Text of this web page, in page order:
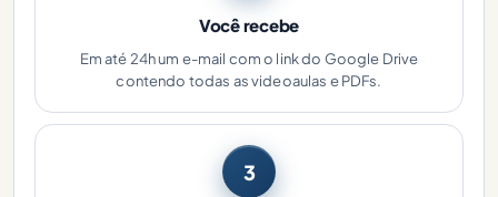
Você recebe
Em até 24h um e-mail com o link do Google Drive
contendo todas as videoaulas e PDFs.
3